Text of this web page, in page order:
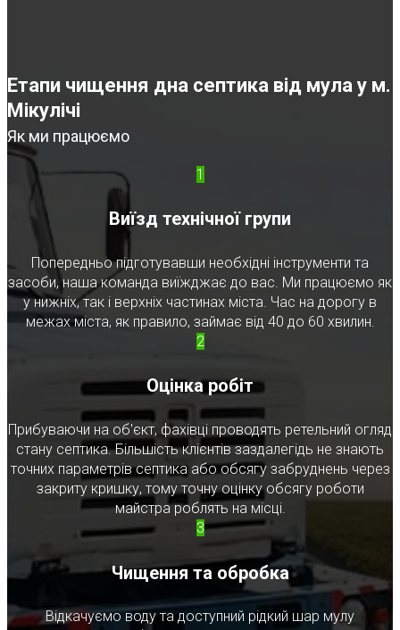
Етапи чищення дна септика від мула у м.
Мікулічі
Як ми працюємо
1
Виїзд технічної групи
Попередньо підготувавши необхідні інструменти та
засоби, наша команда виїжджає до вас. Ми працюємо як
у нижніх, так і верхніх частинах міста. Час на дорогу в
межах міста, як правило, займає від 40 до 60 хвилин.
2
Оцінка робіт
Прибуваючи на об'єкт, фахівці проводять ретельний огляд
стану септика. Більшість клієнтів заздалегідь не знають
точних параметрів септика або обсягу забруднень через
закриту кришку, тому точну оцінку обсягу роботи
майстра роблять на місці.
3
Чищення та обробка
Відкачуємо воду та доступний рідкий шар мулу